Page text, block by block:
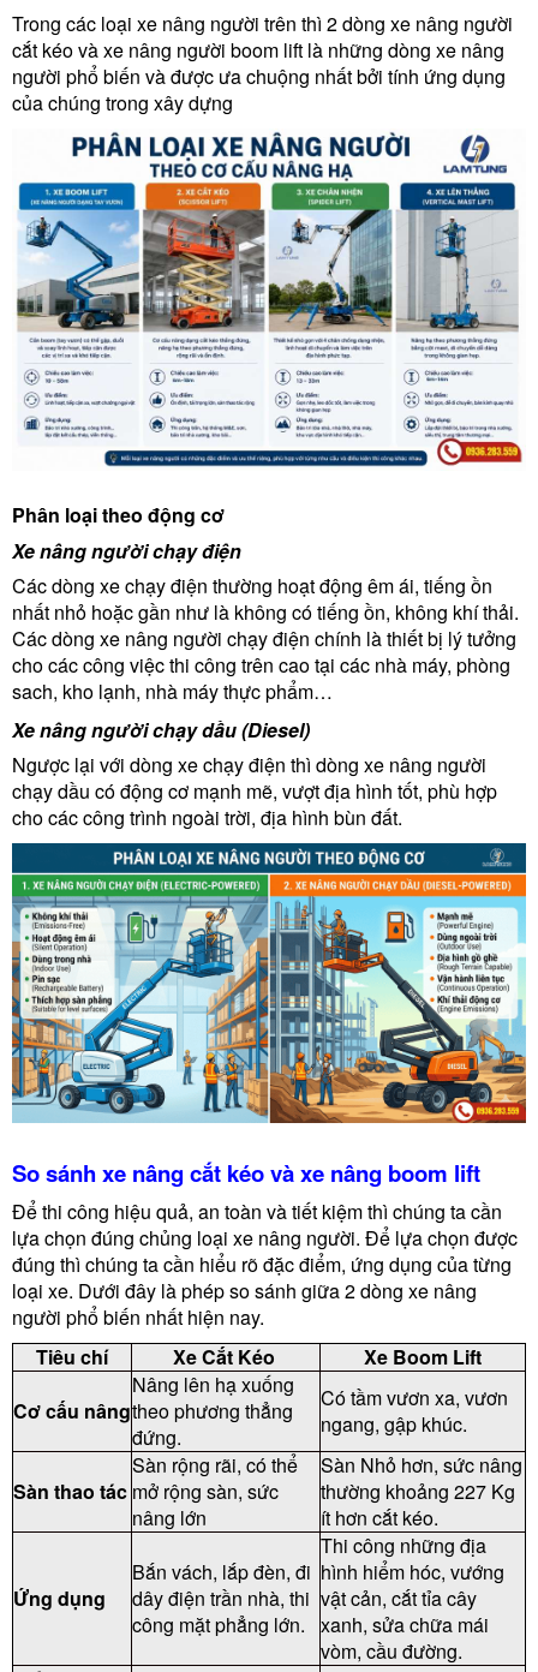
Trong các loại xe nâng người trên thì 2 dòng xe nâng người
cắt kéo và xe nâng người boom lift là những dòng xe nâng
người phổ biến và được ưa chuộng nhất bởi tính ứng dụng
của chúng trong xây dựng
Phân loại theo động cơ
Xe nâng người chạy điện
Các dòng xe chạy điện thường hoạt động êm ái, tiếng ồn
nhất nhỏ hoặc gần như là không có tiếng ồn, không khí thải.
Các dòng xe nâng người chạy điện chính là thiết bị lý tưởng
cho các công việc thi công trên cao tại các nhà máy, phòng
sach, kho lạnh, nhà máy thực phẩm…
Xe nâng người chạy dầu (Diesel)
Ngược lại với dòng xe chạy điện thì dòng xe nâng người
chạy dầu có động cơ mạnh mẽ, vượt địa hình tốt, phù hợp
cho các công trình ngoài trời, địa hình bùn đất.
So sánh xe nâng cắt kéo và xe nâng boom lift
Để thi công hiệu quả, an toàn và tiết kiệm thì chúng ta cần
lựa chọn đúng chủng loại xe nâng người. Để lựa chọn được
đúng thì chúng ta cần hiểu rõ đặc điểm, ứng dụng của từng
loại xe. Dưới đây là phép so sánh giữa 2 dòng xe nâng
người phổ biến nhất hiện nay.
Tiêu chí
Xe Cắt Kéo
Xe Boom Lift
Cơ cấu nâng
Nâng lên hạ xuống
theo phương thẳng
đứng.
Có tầm vươn xa, vươn
ngang, gập khúc.
Sàn thao tác
Sàn rộng rãi, có thể
mở rộng sàn, sức
nâng lớn
Sàn Nhỏ hơn, sức nâng
thường khoảng 227 Kg
ít hơn cắt kéo.
Ứng dụng
Bắn vách, lắp đèn, đi
dây điện trần nhà, thi
công mặt phẳng lớn.
Thi công những địa
hình hiểm hóc, vướng
vật cản, cắt tỉa cây
xanh, sửa chữa mái
vòm, cầu đường.